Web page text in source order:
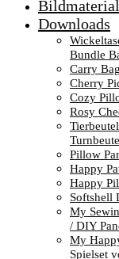
Bildmaterial
Downloads
Bundle
Carry
Cherry
Cozy
Rosy
Pillow
Happy
Happy
Softshell
My
/ DIY
My
Spielset